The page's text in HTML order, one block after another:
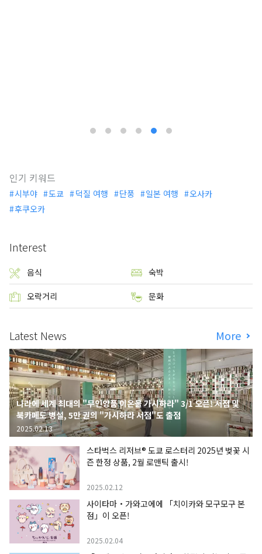
인기 키워드
시부야 도쿄 덕질 여행 단풍 일본 여행
오사카
후쿠오카
Interest
음식 숙박
오락거리 문화
Latest News More
나라에 세계 최대의 "무인양품 이온몰 가시하라" 3/1 오픈! 서점 및
북카페도 병설, 5만 권의 "가시하라 서점"도 출점
2025.02.13
스타벅스 리저브® 도쿄 로스터리 2025년 벚꽃 시
즌 한정 상품, 2월 로맨틱 출시!
2025.02.12
사이타마・가와고에에 「치이카와 모구모구 본
점」이 오픈!
2025.02.04